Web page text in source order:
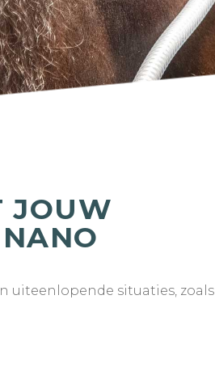
JOUW
uiteenlopende situaties, zoals